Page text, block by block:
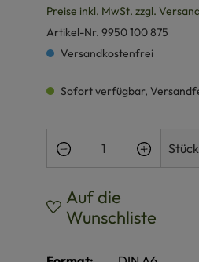
Preise inkl. MwSt. zzgl.
Artikel-Nr. 9950 100 875
Versandkostenfrei
Sofort verfügbar,
Produkt Anzahl:
Stück
Auf die
Wunschliste